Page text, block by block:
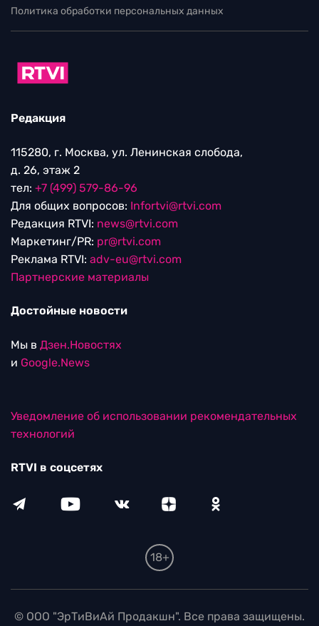
Политика обработки персональных данных
Редакция
115280, г. Москва, ул. Ленинская слобода,
д. 26, этаж 2
тел: +7 (499) 579-86-96
Для общих вопросов: Infortvi@rtvi.com
Редакция RTVI: news@rtvi.com
Маркетинг/PR: pr@rtvi.com
Реклама RTVI: adv-eu@rtvi.com
Партнерские материалы
Достойные новости
Мы в Дзен.Новостях
и Google.News
Уведомление об использовании рекомендательных
технологий
RTVI в соцсетях
18+
© ООО "ЭрТиВиАй Продакшн". Все права защищены.